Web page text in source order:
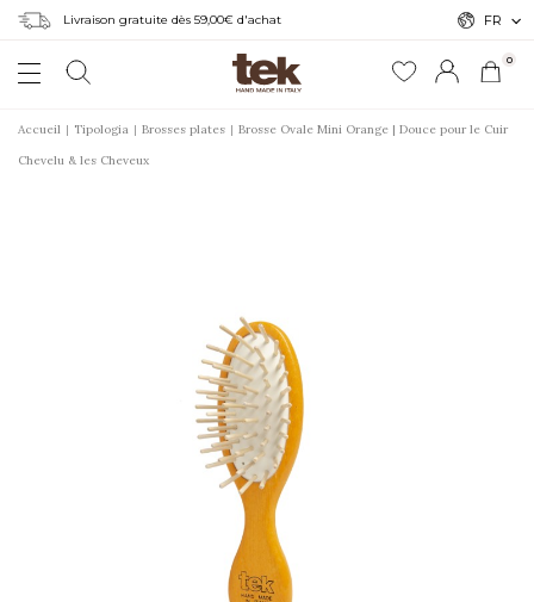
Livraison gratuite dès 59,00€ d'achat
0
FR
Accueil Tipologia Brosses plates
Brosse Ovale Mini Orange | Douce pour le Cuir
Chevelu & les Cheveux